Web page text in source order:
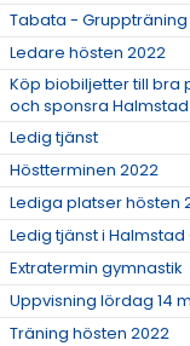
Tabata - Gruppträning
Ledare hösten 2022
Köp biobiljetter till bra
och sponsra Halmstad
Ledig tjänst
Höstterminen 2022
Lediga platser hösten
Ledig tjänst i Halmstad
Extratermin gymnastik
Uppvisning lördag 14
Träning hösten 2022